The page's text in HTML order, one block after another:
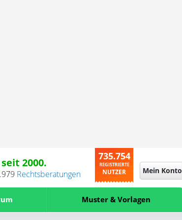
2000.
Rechtsberatungen
735.754
REGISTRIERTE
NUTZER Mein Konto
Muster & Vorlagen